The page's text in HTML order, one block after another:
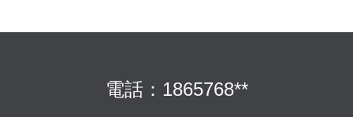
電話：1865768**